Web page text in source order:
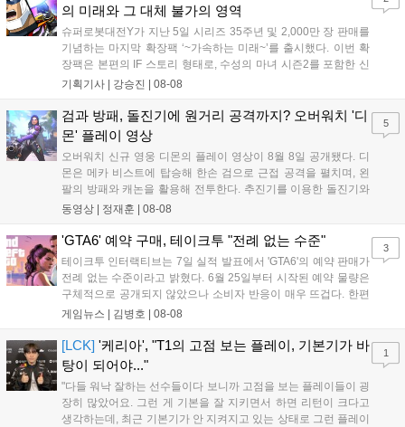
의 미래와 그 대체 불가의 영역
슈퍼로봇대전Y가 지난 5일 시리즈 35주년 및 2,000만 장 판매를
기념하는 마지막 확장팩 ‘~가속하는 미래~’를 출시했다. 이번 확
장팩은 본편의 IF 스토리 형태로, 수성의 마녀 시즌2를 포함한 신
규 참전작과 크로스오버 합체기를 선보이며 작품을 완결 짓는다.
하는 몰입감 있는 서사와 조합을 구현하며 시리즈의 미래를 향한
새로운 가능성을 제시했다....
기획기사 | 강승진 08-08
검과 방패, 돌진기에 원거리 공격까지? 오버워치 '디
몬' 플레이 영상
오버워치 신규 영웅 디몬의 플레이 영상이 8월 8일 공개됐다. 디
몬은 메카 비스트에 탑승해 한손 검으로 근접 공격을 펼치며, 왼
팔의 방패와 캐논을 활용해 전투한다. 추진기를 이용한 돌진기와
참격 형태의 궁극기를 보유했고, 메카 파괴 시 맨몸으로 기관총을
산의 영웅들 업데이트를 통해 정식 출시될 예정이다....
동영상 | 정재훈 08-08
5
'GTA6' 예약 구매, 테이크투 "전례 없는 수준"
테이크투 인터랙티브는 7일 실적 발표에서 'GTA6'의 예약 판매가
전례 없는 수준이라고 밝혔다. 6월 25일부터 시작된 예약 물량은
구체적으로 공개되지 않았으나 소비자 반응이 매우 뜨겁다. 한편
11월 19일 PS5와 Xbox 시리즈 X|S로 정식 출시될 예정이며, 록
상 'Grand Theft Auto VI: An Extended Look'을 최초 공개할 계획
이다....
게임뉴스 | 김병호 08-08
3
[LCK] '케리아', "T1의 고점 보는 플레이, 기본기가 바
탕이 되어야..."
"다들 워낙 잘하는 선수들이다 보니까 고점을 보는 플레이들이 굉
장히 많았어요. 그런 게 기본을 잘 지키면서 하면 리턴이 크다고
생각하는데, 최근 기본기가 안 지켜지고 있는 상태로 그런 플레이
1